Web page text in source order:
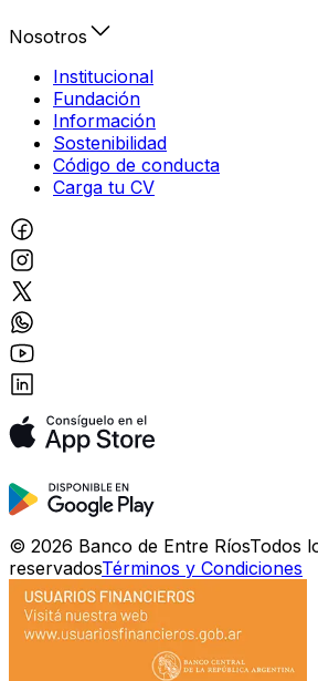
Nosotros
Institucional
Fundación
Información
Sostenibilidad
Código de conducta
Carga tu CV
© 2026 Banco de Entre RíosTodos
reservadosTérminos y Condiciones